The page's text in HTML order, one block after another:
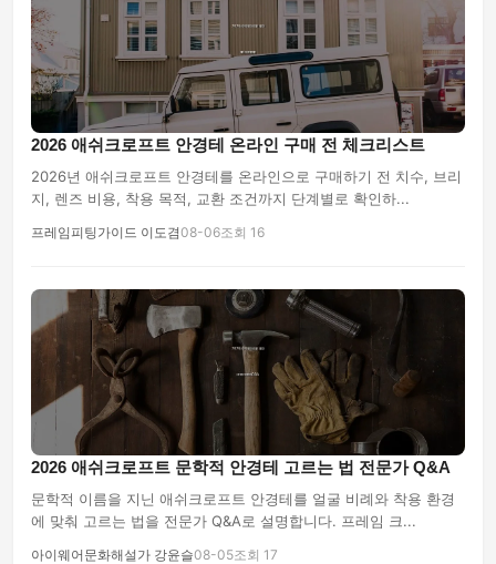
2026 애쉬크로프트 안경테 온라인 구매 전 체크리스트
2026년 애쉬크로프트 안경테를 온라인으로 구매하기 전 치수, 브리
지, 렌즈 비용, 착용 목적, 교환 조건까지 단계별로 확인하...
프레임피팅가이드 이도겸08-06조회 16
2026 애쉬크로프트 문학적 안경테 고르는 법 전문가 Q&A
문학적 이름을 지닌 애쉬크로프트 안경테를 얼굴 비례와 착용 환경
에 맞춰 고르는 법을 전문가 Q&A로 설명합니다. 프레임 크...
아이웨어문화해설가 강윤슬08-05조회 17